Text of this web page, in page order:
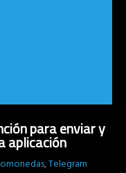
para enviar y
aplicación
,Telegram